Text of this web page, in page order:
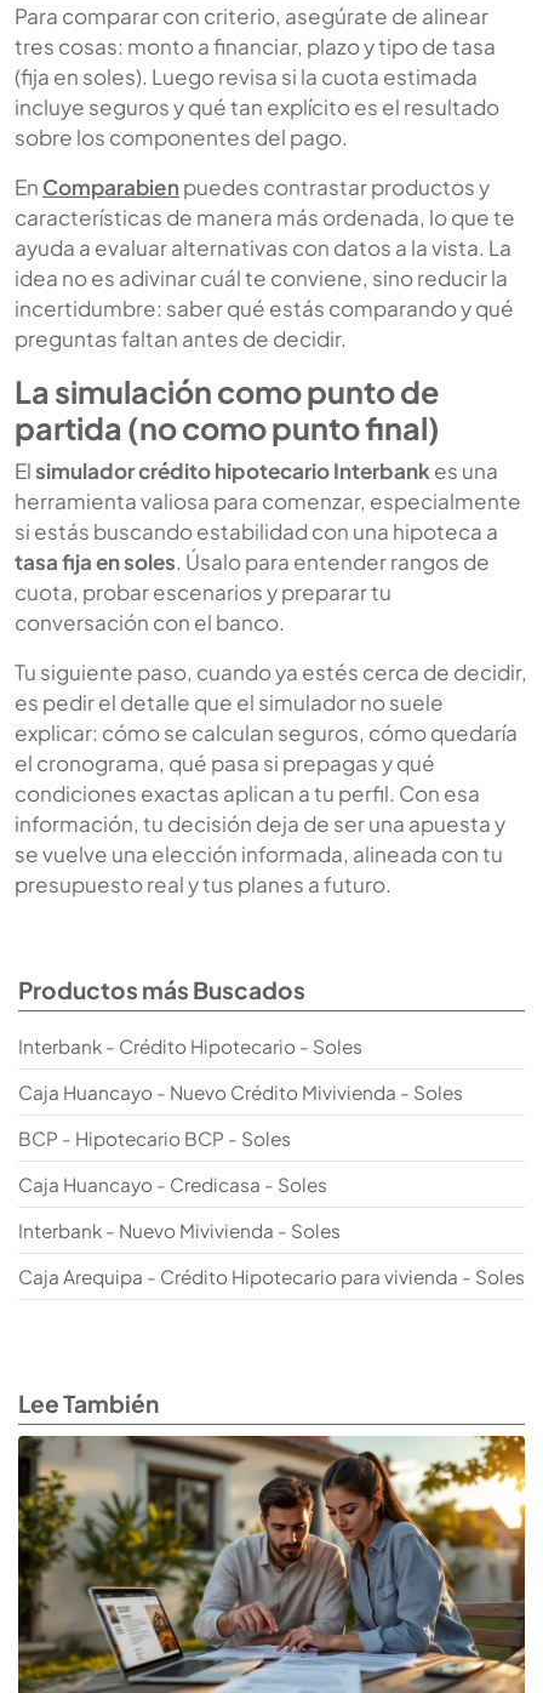
Para comparar con criterio, asegúrate de alinear
tres cosas: monto a financiar, plazo y tipo de tasa
(fija en soles). Luego revisa si la cuota estimada
incluye seguros y qué tan explícito es el resultado
sobre los componentes del pago.
En Comparabien puedes contrastar productos y
características de manera más ordenada, lo que te
ayuda a evaluar alternativas con datos a la vista. La
idea no es adivinar cuál te conviene, sino reducir la
incertidumbre: saber qué estás comparando y qué
preguntas faltan antes de decidir.
La simulación como punto de
partida (no como punto final)
Elsimulador crédito hipotecario Interbank es una
herramienta valiosa para comenzar, especialmente
si estás buscando estabilidad con una hipoteca a
tasa fija en soles. Úsalo para entender rangos de
cuota, probar escenarios y preparar tu
conversación con el banco.
Tu siguiente paso, cuando ya estés cerca de decidir,
es pedir el detalle que el simulador no suele
explicar: cómo se calculan seguros, cómo quedaría
el cronograma, qué pasa si prepagas y qué
condiciones exactas aplican a tu perfil. Con esa
información, tu decisión deja de ser una apuesta y
se vuelve una elección informada, alineada con tu
presupuesto real y tus planes a futuro.
Productos más Buscados
Interbank - Crédito Hipotecario - Soles
Caja Huancayo - Nuevo Crédito Mivivienda - Soles
BCP - Hipotecario BCP - Soles
Caja Huancayo - Credicasa - Soles
Interbank - Nuevo Mivivienda - Soles
Caja Arequipa - Crédito Hipotecario para vivienda - Soles
Lee También